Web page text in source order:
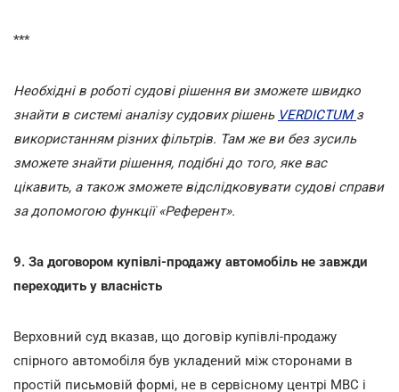
***
Необхідні в роботі судові рішення ви зможете швидко
знайти в системі аналізу судових рішень VERDICTUMз
використанням різних фільтрів. Там же ви без зусиль
зможете знайти рішення, подібні до того, яке вас
цікавить, а також зможете відслідковувати судові справи
за допомогою функції «Референт».
9. За договором купівлі-продажу автомобіль не завжди
переходить у власність
Верховний суд вказав, що договір купівлі-продажу
спірного автомобіля був укладений між сторонами в
простій письмовій формі, не в сервісному центрі МВС і